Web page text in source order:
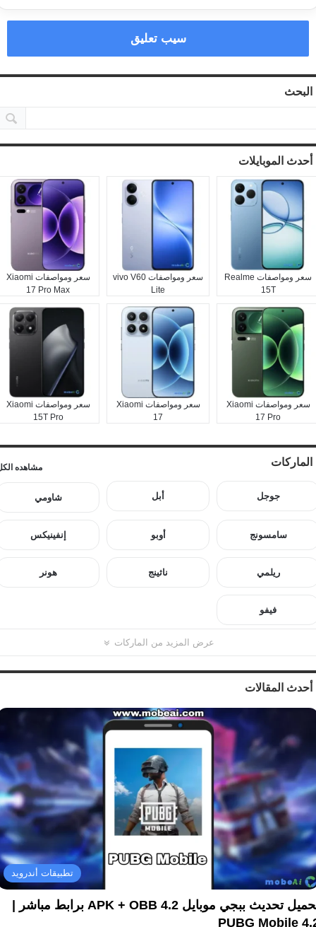
سيب تعليق
البحث
أحدث الموبايلات
سعر ومواصفات Realme
15T
سعر ومواصفات vivo V60
Lite
سعر ومواصفات Xiaomi
17 Pro Max
سعر ومواصفات Xiaomi
17 Pro
سعر ومواصفات Xiaomi
17
سعر ومواصفات Xiaomi
15T Pro
الماركات مشاهده
جوجل أبل شاومي
سامسونج أوبو إنفينيكس
ريلمي ناثينج هونر
فيفو
عرض المزيد من الماركات
أحدث المقالات
تطبيقات أندرويد
تحميل تحديث ببجي موبايل 4.2 APK + OBB برابط مباشر |
PUBG Mobile